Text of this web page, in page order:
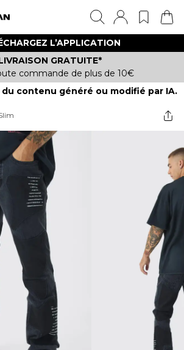
L’APPLICATION
GRATUITE*
commande de plus de 10€
contenu généré ou modifié par IA.